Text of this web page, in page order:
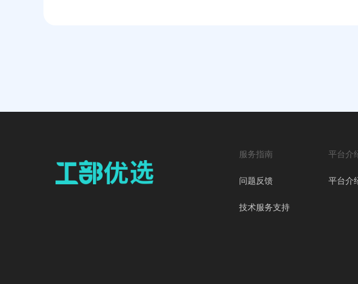
服务指南
问题反馈
技术服务支持
平台介
平台介